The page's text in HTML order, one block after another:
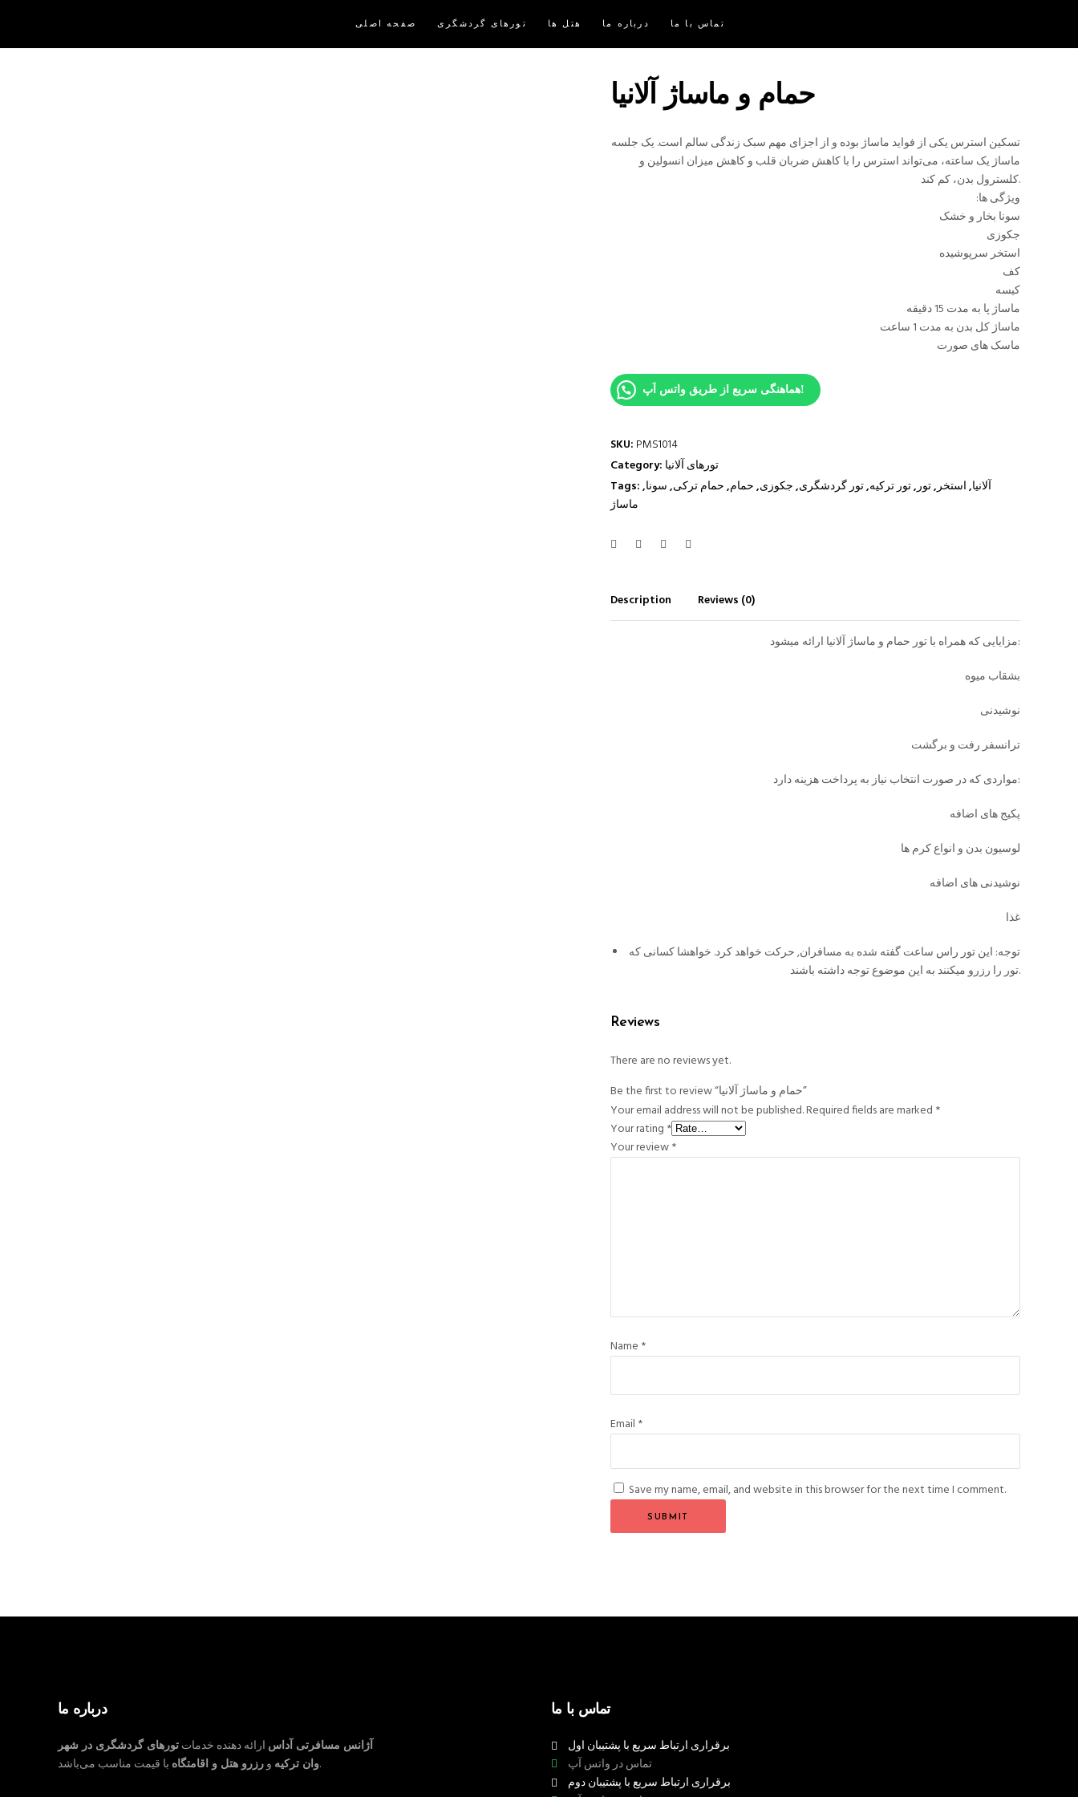
صفحه اصلی تورهای گردشگری هتل ها درباره ما تماس با ما
حمام و ماساژ آلانیا
تسکین استرس یکی از فواید ماساژ بوده و از اجزای مهم سبک زندگی سالم است. یک جلسه
ماساژ یک ساعته، می‌تواند استرس را با کاهش ضربان قلب و کاهش میزان انسولین و
کلسترول بدن، کم کند.
ویژگی ها:
سونا بخار و خشک
جکوزی
استخر سرپوشیده
کف
کیسه
ماساژ پا به مدت 15 دقیقه
ماساژ کل بدن به مدت 1 ساعت
ماسک های صورت
هماهنگی سریع از طریق واتس اَپ!
SKU: PMS1014
Category: تورهای آلانیا
Tags:
آلانیا,استخر,تور,تور ترکیه,تور گردشگری,جکوزی,حمام,حمام ترکی,سونا,
ماساژ
Description Reviews (0)
مزایایی که همراه با تور حمام و ماساژ آلانیا ارائه میشود:
بشقاب میوه
نوشیدنی
ترانسفر رفت و برگشت
مواردی که در صورت انتخاب نیاز به پرداخت هزینه دارد:
پکیج های اضافه
لوسیون بدن و انواع کرم ها
نوشیدنی های اضافه
غذا
توجه: این تور راس ساعت گفته شده به مسافران, حرکت خواهد کرد. خواهشا کسانی که
تور را رزرو میکنند به این موضوع توجه داشته باشند.
Reviews
There are no reviews yet.
Be the first to review “حمام و ماساژ آلانیا”
Your email address will not be published.Required fields are marked *
Your rating *
Your review*
Name *
Email *
Save my name, email, and website in this browser for the next time I comment.
درباره ما
آژانس مسافرتی آداس ارائه دهنده خدماتتورهای گردشگری در شهر
وان ترکیه ورزرو هتل و اقامتگاه با قیمت مناسب می‌باشد.
تماس با ما
برقراری ارتباط سریع با پشتیبان اول
تماس در واتس آپ
برقراری ارتباط سریع با پشتیبان دوم